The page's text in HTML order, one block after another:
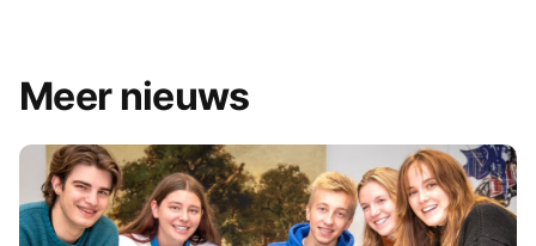
Meer nieuws